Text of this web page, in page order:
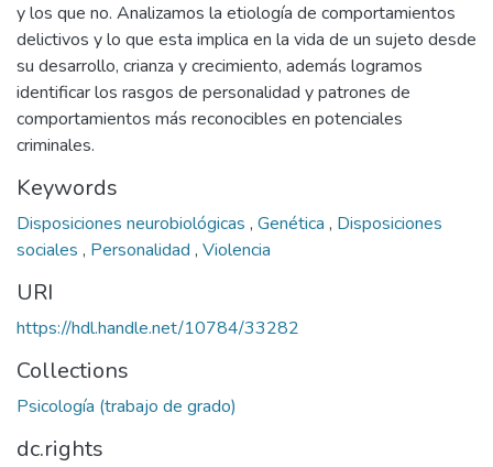
y los que no. Analizamos la etiología de comportamientos
delictivos y lo que esta implica en la vida de un sujeto desde
su desarrollo, crianza y crecimiento, además logramos
identificar los rasgos de personalidad y patrones de
comportamientos más reconocibles en potenciales
criminales.
Keywords
Disposiciones neurobiológicas , Genética , Disposiciones
sociales , Personalidad , Violencia
URI
https://hdl.handle.net/10784/33282
Collections
Psicología (trabajo de grado)
dc.rights